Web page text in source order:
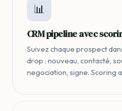
📊
CRM pipeline avec
Suivez chaque prospect
drop : nouveau, contacté,
negociation, signe. Scoring